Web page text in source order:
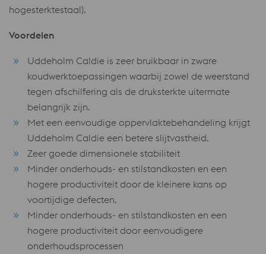
hogesterktestaal).
Voordelen
Uddeholm Caldie is zeer bruikbaar in zware
koudwerktoepassingen waarbij zowel de weerstand
tegen afschilfering als de druksterkte uitermate
belangrijk zijn.
Met een eenvoudige oppervlaktebehandeling krijgt
Uddeholm Caldie een betere slijtvastheid.
Zeer goede dimensionele stabiliteit
Minder onderhouds- en stilstandkosten en een
hogere productiviteit door de kleinere kans op
voortijdige defecten.
Minder onderhouds- en stilstandkosten en een
hogere productiviteit door eenvoudigere
onderhoudsprocessen